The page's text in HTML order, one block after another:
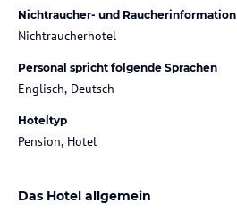
Nichtraucher- und Raucherinformation
Nichtraucherhotel
Personal spricht folgende Sprachen
Englisch, Deutsch
Hoteltyp
Pension, Hotel
Das Hotel allgemein